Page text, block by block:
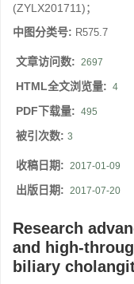
(ZYLX201711)；
中图分类号: R575.7
文章访问数: 2697
HTML全文浏览量: 4
PDF下载量: 495
被引次数: 3
收稿日期: 2017-01-09
出版日期: 2017-07-20
Research
and high-
biliary